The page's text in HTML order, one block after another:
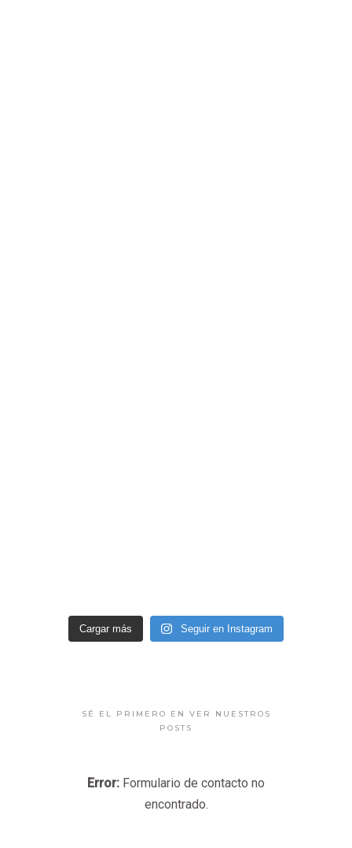
Cargar más Seguir en Instagram
SÉ EL PRIMERO EN VER NUESTROS
POSTS
Error: Formulario de contacto no
encontrado.